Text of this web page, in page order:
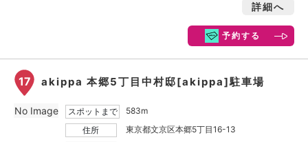
詳細へ
予約する
17 akippa 本郷5丁目中村邸[akippa]駐車場
スポットまで
583m
住所
東京都文京区本郷5丁目16-13
No Image